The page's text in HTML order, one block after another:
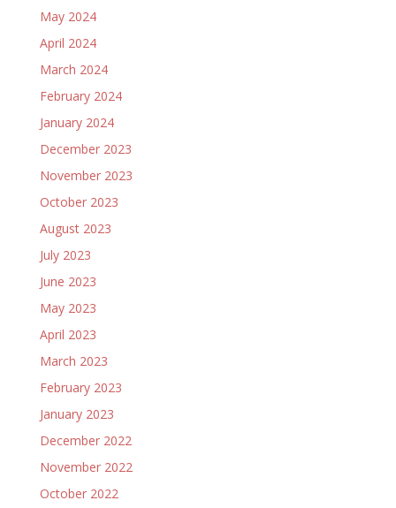
May 2024
April 2024
March 2024
February 2024
January 2024
December 2023
November 2023
October 2023
August 2023
July 2023
June 2023
May 2023
April 2023
March 2023
February 2023
January 2023
December 2022
November 2022
October 2022